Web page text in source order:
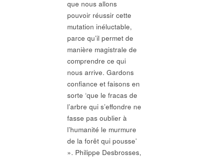
que nous allons
pouvoir réussir cette
mutation inéluctable,
parce qu’il permet de
manière magistrale de
comprendre ce qui
nous arrive. Gardons
confiance et faisons en
sorte ‘que le fracas de
l’arbre qui s’effondre ne
fasse pas oublier à
l’humanité le murmure
de la forêt qui pousse’
». Philippe Desbrosses,